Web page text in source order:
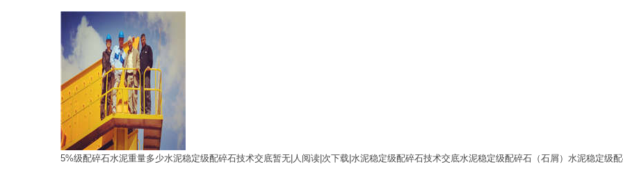
5%级配碎石水泥重量多少水泥稳定级配碎石技术交底暂无|人阅读|次下载|水泥稳定级配碎石技术交底水泥稳定级配碎石（石屑）水泥稳定级